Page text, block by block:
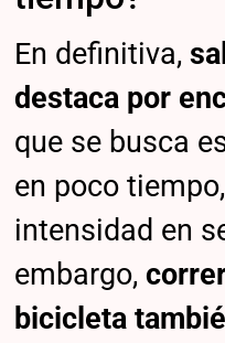
En definitiva,
destaca por
que se busca
en poco
intensidad en
embargo,
bicicleta